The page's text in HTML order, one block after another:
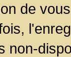
de
non-